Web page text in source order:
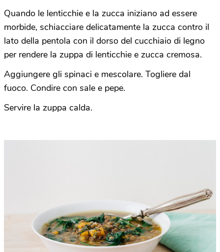
Quando le lenticchie e la zucca iniziano ad essere
morbide, schiacciare delicatamente la zucca contro il
lato della pentola con il dorso del cucchiaio di legno
per rendere la zuppa di lenticchie e zucca cremosa.
Aggiungere gli spinaci e mescolare. Togliere dal
fuoco. Condire con sale e pepe.
Servire la zuppa calda.